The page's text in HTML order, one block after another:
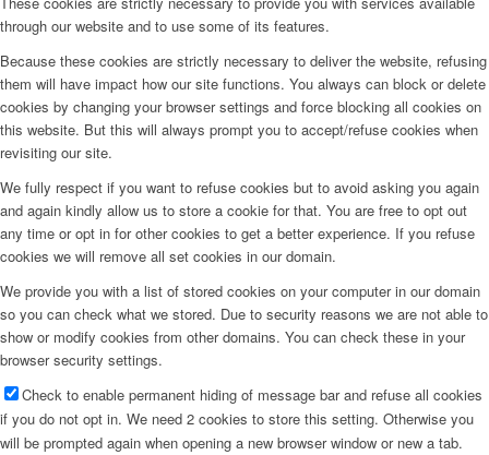
through our website and to use some of its features.
Because these cookies are strictly necessary to deliver the website, refusing
them will have impact how our site functions. You always can block or delete
cookies by changing your browser settings and force blocking all cookies on
this website. But this will always prompt you to accept/refuse cookies when
revisiting our site.
We fully respect if you want to refuse cookies but to avoid asking you again
and again kindly allow us to store a cookie for that. You are free to opt out
any time or opt in for other cookies to get a better experience. If you refuse
cookies we will remove all set cookies in our domain.
We provide you with a list of stored cookies on your computer in our domain
so you can check what we stored. Due to security reasons we are not able to
show or modify cookies from other domains. You can check these in your
browser security settings.
Check to enable permanent hiding of message bar and refuse all cookies
if you do not opt in. We need 2 cookies to store this setting. Otherwise you
will be prompted again when opening a new browser window or new a tab.